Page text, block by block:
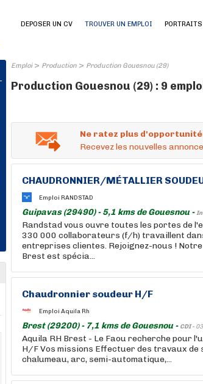
DEPOSER UN CV TROUVER UN EMPLOI
Emploi> Production > Production Gouesnou (29)
Production Gouesnou (29) : 9
Ne ratez plus
Recevez les nouvelles
CHAUDRONNIER/MÉTALLIER
Emploi RANDSTAD
Guipavas (29490) - 5,1 kms de Gouesnou -
Randstad vous ouvre toutes les portes de
330 000 collaborateurs (f/h) travaillent
entreprises clientes. Rejoignez-nous !
Brest est spécia...
Chaudronnier soudeur H/F
Emploi Aquila Rh
Brest (29200) - 7,1 kms de Gouesnou - CDI -
Aquila RH Brest - Le Faou recherche pour
H/F Vos missions Effectuer des travaux
chalumeau, arc, semi-automatique,...